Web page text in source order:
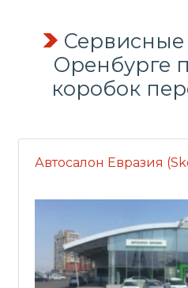
Оренбурге
коробок
Автосалон Евразия